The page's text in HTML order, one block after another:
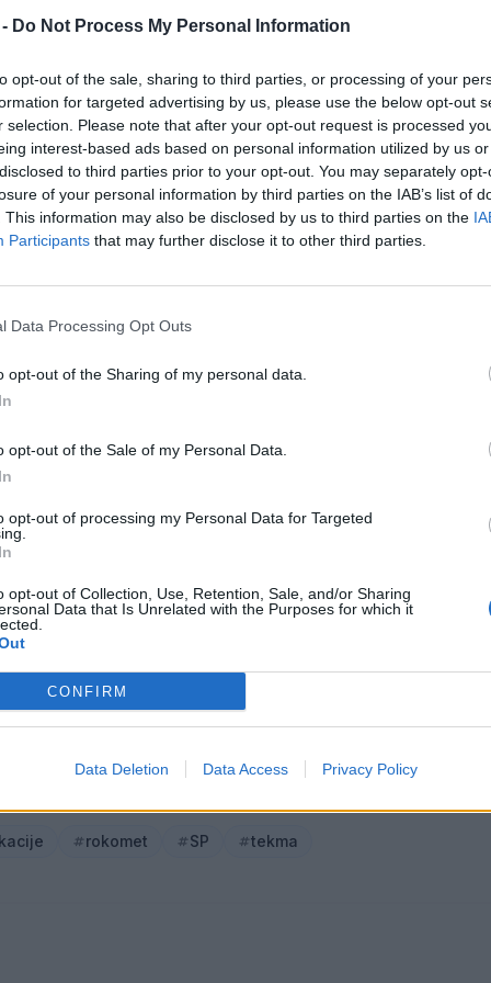
Do Not Process My Personal Information
opt-out of the sale, sharing to third parties, or processing of your
for targeted advertising by us, please use the below opt-out
selection. Please note that after your opt-out request is processed
interest-based ads based on personal information utilized by us
to third parties prior to your opt-out. You may separately
of your personal information by third parties on the IAB’s list of
This information may also be disclosed by us to third parties on the
Participants that may further disclose it to other third parties.
Data Processing Opt Outs
opt-out of the Sharing of my personal data.
opt-out of the Sale of my Personal Data.
opt-out of processing my Personal Data for Targeted
opt-out of Collection, Use, Retention, Sale, and/or Sharing
Data that Is Unrelated with the Purposes for which it
CONFIRM
Data Deletion Data Access Privacy Policy
,Miha Zarabec,Tim Rozmanin
že večkrat merili moči. Na letošnjem evropskem
v Oslu zmagala z 41:40.
Podgorici ponovil razplet iz Osla,"
je na medijskem
selektor Zorman. "V Črni gori nas zagotovo
delovali in bili bolj agresivni pri strelih njihovih
nasuli okoli 25 golov izven devetih
vzdušje. Pričakujem težko in borbeno tekmo, na
na papirju smo favoriti, a to bo potrebno
rokomet SP tekma